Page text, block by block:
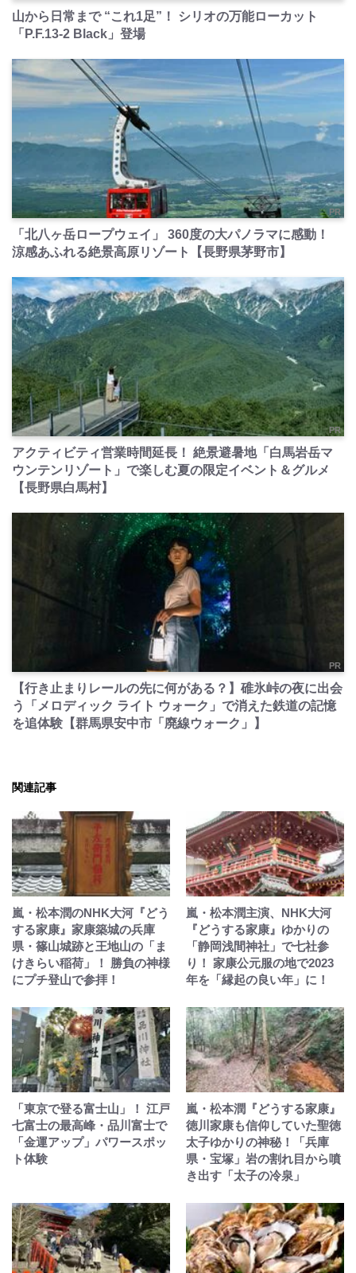
山から日常まで “これ1足”！ シリオの万能ローカット
「P.F.13-2 Black」登場
PR
「北八ヶ岳ロープウェイ」 360度の大パノラマに感動！
涼感あふれる絶景高原リゾート【長野県茅野市】
PR
アクティビティ営業時間延長！ 絶景避暑地「白馬岩岳マ
ウンテンリゾート」で楽しむ夏の限定イベント＆グルメ
【長野県白馬村】
PR
【行き止まりレールの先に何がある？】碓氷峠の夜に出会
う「メロディック ライト ウォーク」で消えた鉄道の記憶
を追体験【群馬県安中市「廃線ウォーク」】
関連記事
嵐・松本潤のNHK大河『どう
する家康』家康築城の兵庫
県・篠山城跡と王地山の「ま
けきらい稲荷」！ 勝負の神様
にプチ登山で参拝！
嵐・松本潤主演、NHK大河
『どうする家康』ゆかりの
「静岡浅間神社」で七社参
り！ 家康公元服の地で2023
年を「縁起の良い年」に！
「東京で登る富士山」！ 江戸
七富士の最高峰・品川富士で
「金運アップ」パワースポッ
ト体験
嵐・松本潤『どうする家康』
徳川家康も信仰していた聖徳
太子ゆかりの神秘！「兵庫
県・宝塚」岩の割れ目から噴
き出す「太子の冷泉」